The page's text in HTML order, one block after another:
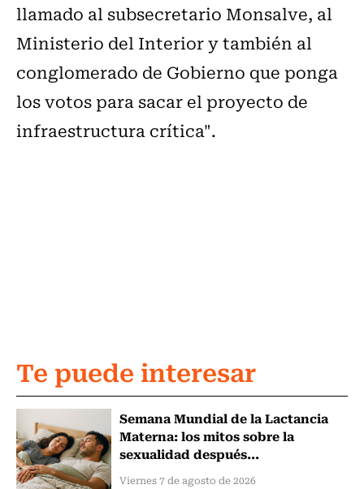
llamado al subsecretario Monsalve, al
Ministerio del Interior y también al
conglomerado de Gobierno que ponga
los votos para sacar el proyecto de
infraestructura crítica".
Te puede interesar
Semana Mundial de la Lactancia
Materna: los mitos sobre la
sexualidad después...
Viernes 7 de agosto de 2026